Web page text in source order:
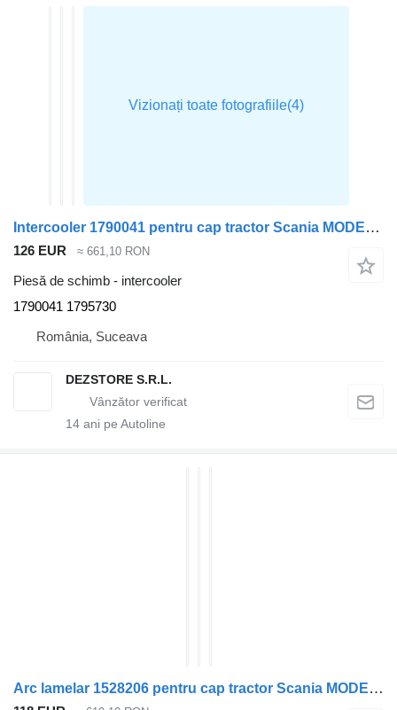
Intercooler 1790041 pentru cap tractor Scania MODEL R
126 EUR ≈ 661,10 RON
Piesă de schimb - intercooler
1790041 1795730
România, Suceava
DEZSTORE S.R.L.
14 ani pe Autoline
Arc lamelar 1528206 pentru cap tractor Scania MODEL R